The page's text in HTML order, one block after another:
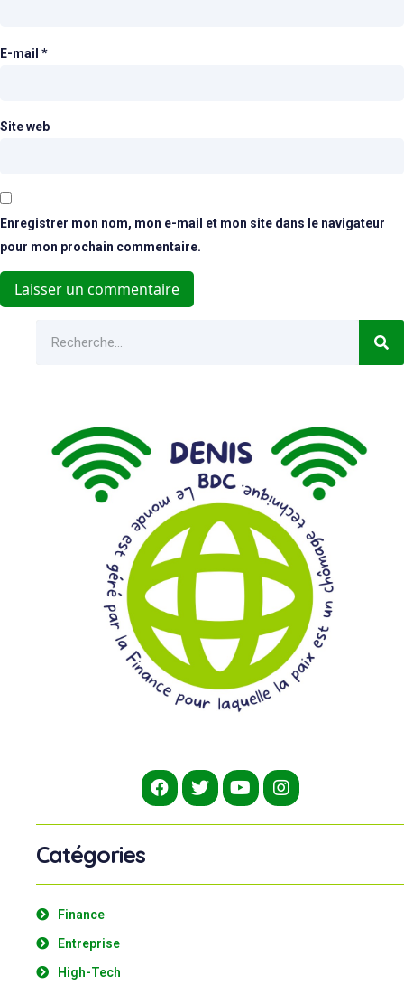
E-mail *
Site web
Enregistrer mon nom, mon e-mail et mon site dans le navigateur
pour mon prochain commentaire.
Catégories
Finance
Entreprise
High-Tech